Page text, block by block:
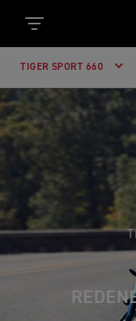
TIGER SPORT 660